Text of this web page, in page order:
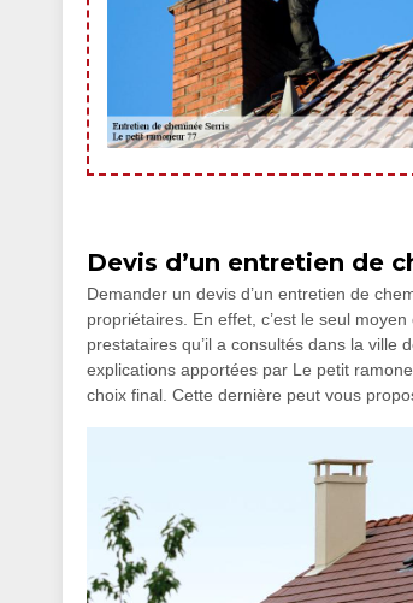
Devis d’un entretien de
Demander un devis d’un entretien de
propriétaires. En effet, c’est le seul
prestataires qu’il a consultés dans la ville
explications apportées par Le petit
choix final. Cette dernière peut vous